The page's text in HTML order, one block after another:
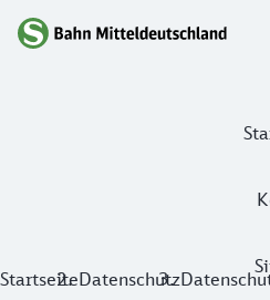
Hauptnavigation
StartseiteDatenschutz